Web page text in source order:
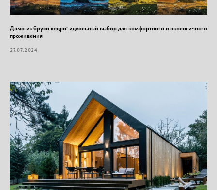
Дома из бруса кедра: идеальный выбор для комфортного и экологичного
проживания
27.07.2024